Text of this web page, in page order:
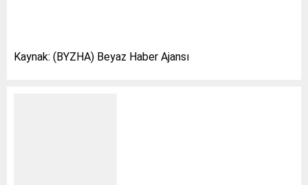
Kaynak: (BYZHA) Beyaz Haber Ajansı